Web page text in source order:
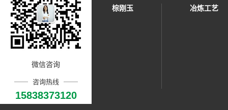
微信咨询
咨询热线
15838373120
棕刚玉 冶炼工艺